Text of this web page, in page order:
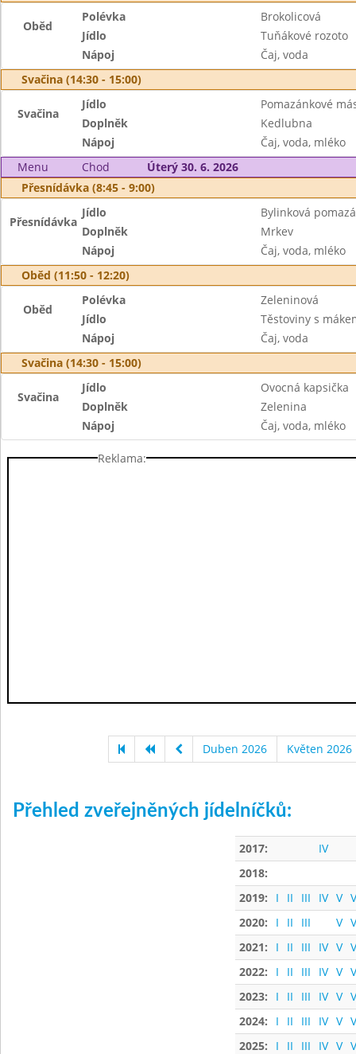
Oběd
Polévka
Brokolicová
Jídlo
Tuňákové rozoto
Nápoj
Čaj, voda
Svačina (14:30 - 15:00)
Svačina
Jídlo
Pomazánkové
Doplněk
Kedlubna
Nápoj
Čaj, voda, mléko
Menu
Chod
Úterý 30. 6. 2026
Přesnídávka (8:45 - 9:00)
Přesnídávka
Jídlo
Bylinková
Doplněk
Mrkev
Nápoj
Čaj, voda, mléko
Oběd (11:50 - 12:20)
Oběd
Polévka
Zeleninová
Jídlo
Těstoviny s
Nápoj
Čaj, voda
Svačina (14:30 - 15:00)
Svačina
Jídlo
Ovocná kapsička
Doplněk
Zelenina
Nápoj
Čaj, voda, mléko
Reklama:
Duben 2026 Květen 2026
Přehled zveřejněných jídelníčků:
2017:
IV
2018:
2019:
I II III IV V
2020:
I II III V
2021:
I II III IV V
2022:
I II III IV V
2023:
I II III IV V
2024:
I II III IV V
2025:
I II III IV V